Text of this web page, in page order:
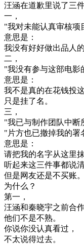
汪涵在道歉里说了三
一 ，
"我对未能认真审核项
意思是 ：
我没有好好做出品人的
二 ，
"我没有参与这部电影
意思是 ：
我不是真的在花钱投
只是挂了名。
三 ，
"我已与制作团队中断
"片方也已撤掉我的署
意思是 ：
请把我的名字从这里
听起来这三件事都说
但是网友还是不买账。
为什么 ？
第一 ，
汪涵和秦晓宇之前合
他们不是不熟。
你说你没认真看过 ，
不太说得过去。